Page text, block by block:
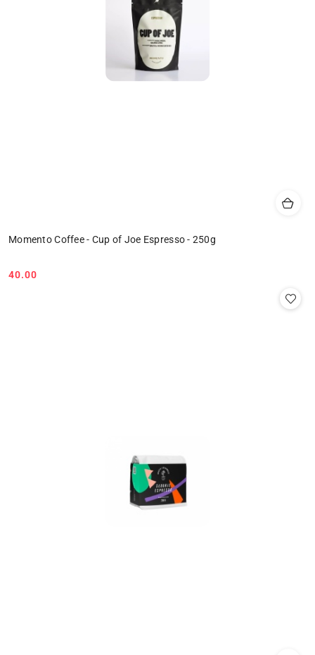
Momento Coffee - Cup of Joe Espresso - 250g
Cena:
40.00